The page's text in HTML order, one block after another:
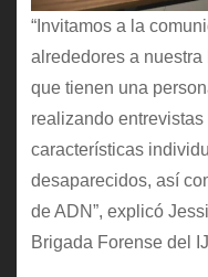
“Invitamos a la
alrededores a
que tienen una
realizando
características
desaparecidos, así
de ADN”, explicó
Brigada Forense del